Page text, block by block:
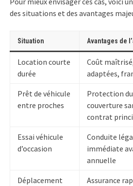
des situations et des avantages
Situation Avantages de
Location courte
durée
Coût
adaptées,
Prêt de véhicule
entre proches
Protection
couverture
contrat
Essai véhicule
d’occasion
Conduite
immédiate
annuelle
Déplacement
Assurance